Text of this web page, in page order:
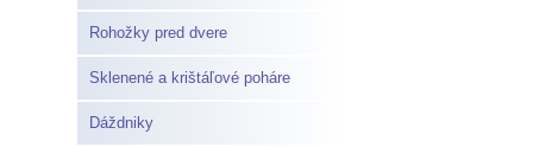
Rohožky pred dvere
Sklenené a krištáľové poháre
Dáždniky